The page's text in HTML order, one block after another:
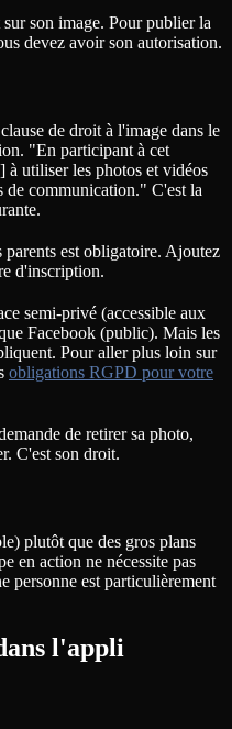
son image. Pour publier la
devez avoir son autorisation.
de droit à l'image dans le
"En participant à cet
à utiliser les photos et vidéos
de communication." C'est la
parents est obligatoire. Ajoutez
d'inscription.
semi-privé (accessible aux
Facebook (public). Mais les
Pour aller plus loin sur
obligations RGPD pour votre
de retirer sa photo,
C'est son droit.
plutôt que des gros plans
en action ne nécessite pas
personne est particulièrement
l'appli